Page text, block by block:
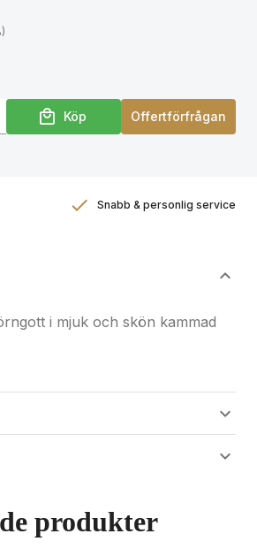
Köp Offertförfrågan
Snabb & personlig service
i mjuk och skön kammad
produkter